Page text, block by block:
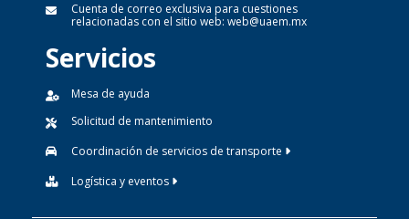
Cuenta de correo exclusiva para cuestiones
relacionadas con el sitio web: web@uaem.mx
Servicios
Mesa de ayuda
Solicitud de mantenimiento
Coordinación de servicios de transporte
Logística y eventos